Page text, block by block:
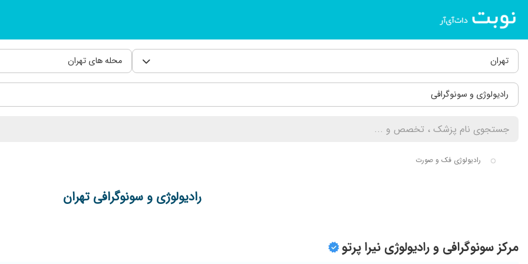
تهران محله های تهران
رادیولوژی و سونوگرافی
رادیولوژی فک و صورت
رادیولوژی و سونوگرافی تهران
مرکز سونوگرافی و رادیولوژی نیرا پرتو